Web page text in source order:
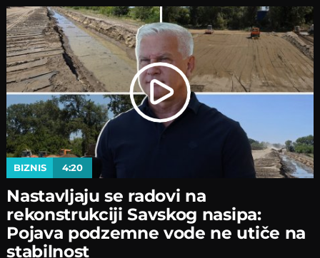
BIZNIS 4:20
Nastavljaјu se radovi na
rekonstrukciјi Savskog nasipa:
Poјava podzemne vode ne utiče na
stabilnost